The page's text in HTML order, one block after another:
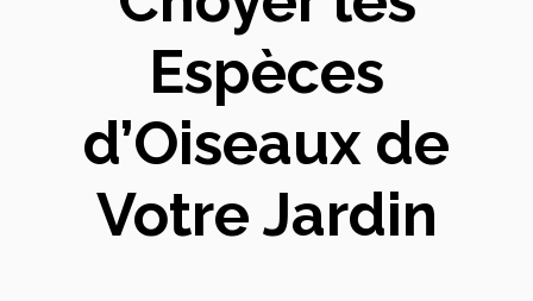
Espèces
d’Oiseaux de
Votre Jardin